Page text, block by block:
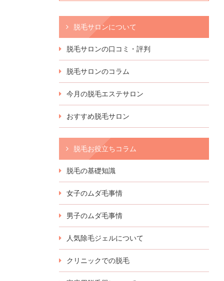
脱毛サロンについて
脱毛サロンの口コミ・評判
脱毛サロンのコラム
今月の脱毛エステサロン
おすすめ脱毛サロン
脱毛お役立ちコラム
脱毛の基礎知識
女子のムダ毛事情
男子のムダ毛事情
人気除毛ジェルについて
クリニックでの脱毛